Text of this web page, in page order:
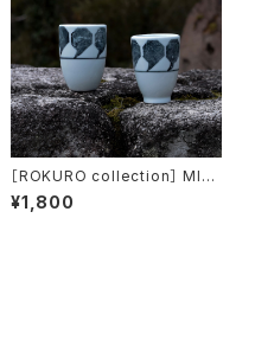
［ROKURO collection］ MINI
-CUP Comma
¥1,800